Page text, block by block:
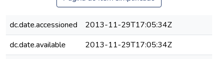
dc.date.accessioned
2013-11-29T17:05:34Z
dc.date.available
2013-11-29T17:05:34Z